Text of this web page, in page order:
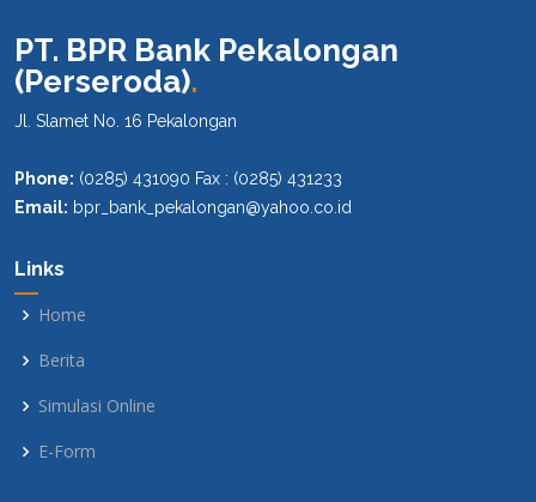
PT. BPR Bank Pekalongan
(Perseroda).
Jl. Slamet No. 16 Pekalongan
Phone: (0285) 431090 Fax : (0285) 431233
Email: bpr_bank_pekalongan@yahoo.co.id
Links
Home
Berita
Simulasi Online
E-Form